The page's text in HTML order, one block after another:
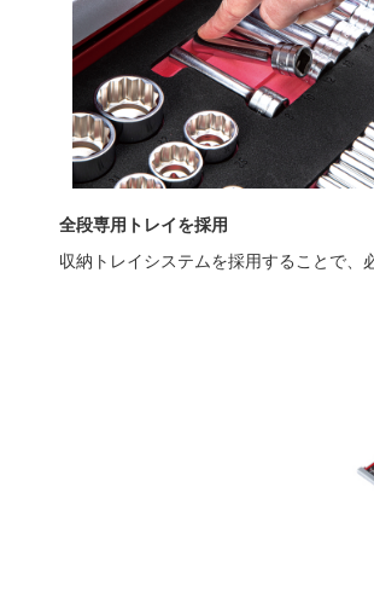
全段専用トレイを採用
収納トレイシステムを採用することで、